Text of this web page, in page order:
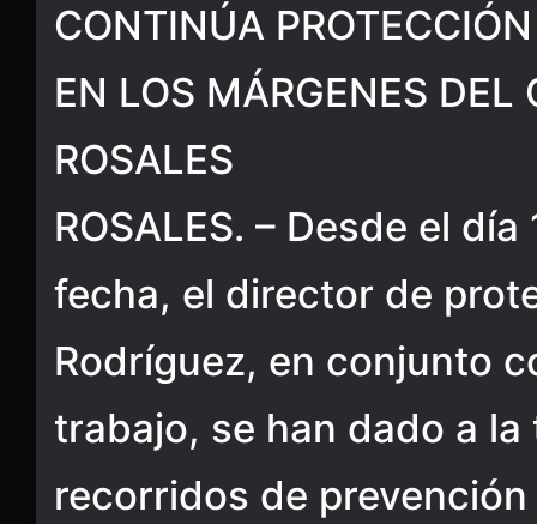
CONTINÚA
EN LOS MÁRGENES DEL
ROSALES
ROSALES. – Desde el
fecha, el director de
Rodríguez, en conjunto
trabajo, se han dado a
recorridos de